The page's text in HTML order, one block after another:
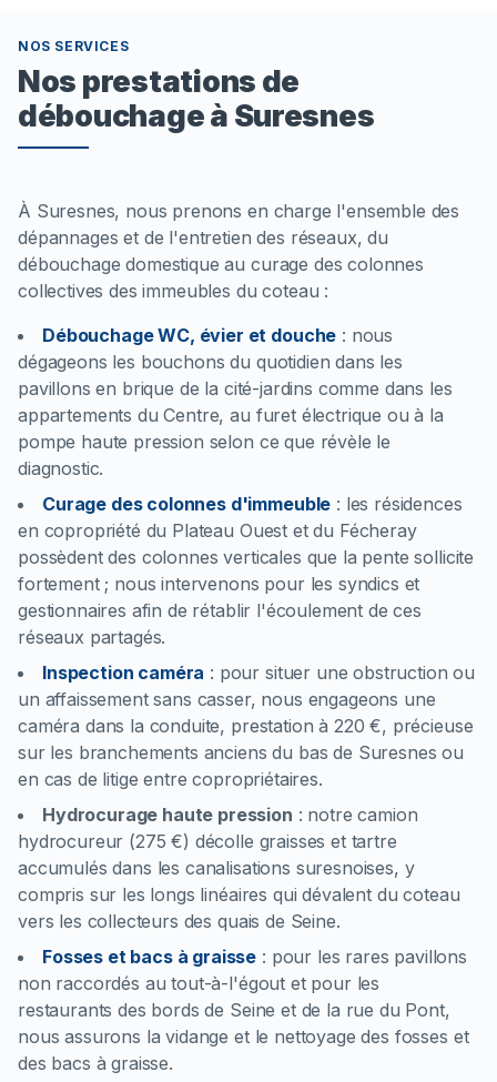
NOS SERVICES
Nos prestations de
débouchage à Suresnes
À Suresnes, nous prenons en charge l'ensemble des
dépannages et de l'entretien des réseaux, du
débouchage domestique au curage des colonnes
collectives des immeubles du coteau :
Débouchage WC, évier et douche : nous
dégageons les bouchons du quotidien dans les
pavillons en brique de la cité-jardins comme dans les
appartements du Centre, au furet électrique ou à la
pompe haute pression selon ce que révèle le
diagnostic.
Curage des colonnes d'immeuble : les résidences
en copropriété du Plateau Ouest et du Fécheray
possèdent des colonnes verticales que la pente sollicite
fortement ; nous intervenons pour les syndics et
gestionnaires afin de rétablir l'écoulement de ces
réseaux partagés.
Inspection caméra : pour situer une obstruction ou
un affaissement sans casser, nous engageons une
caméra dans la conduite, prestation à 220 €, précieuse
sur les branchements anciens du bas de Suresnes ou
en cas de litige entre copropriétaires.
Hydrocurage haute pression : notre camion
hydrocureur (275 €) décolle graisses et tartre
accumulés dans les canalisations suresnoises, y
compris sur les longs linéaires qui dévalent du coteau
vers les collecteurs des quais de Seine.
Fosses et bacs à graisse : pour les rares pavillons
non raccordés au tout-à-l'égout et pour les
restaurants des bords de Seine et de la rue du Pont,
nous assurons la vidange et le nettoyage des fosses et
des bacs à graisse.